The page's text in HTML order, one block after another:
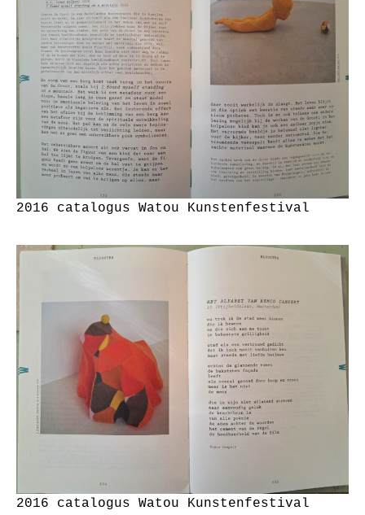
2016 catalogus Watou Kunstenfestival
2016 catalogus Watou Kunstenfestival